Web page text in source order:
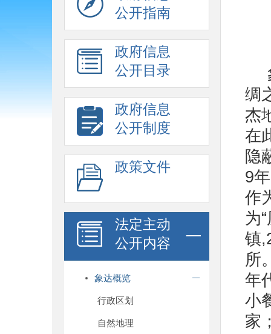
公开指南
政府信息
公开目录
政府信息
公开制度
政策文件
法定主动
公开内容
象达概览
行政区划
自然地理
绸
杰
在
隐
9
作
为
镇
所
年
小
家